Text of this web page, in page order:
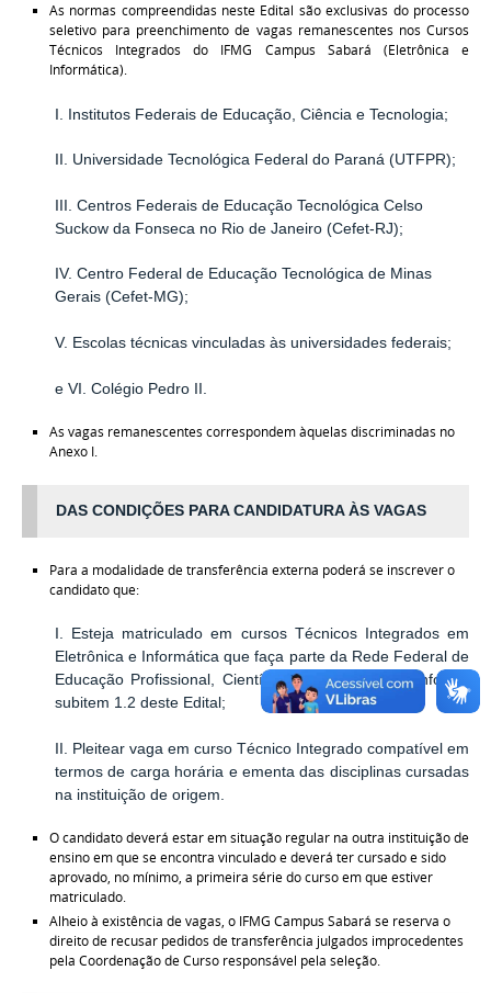
As normas compreendidas neste Edital são exclusivas do processo
seletivo para preenchimento de vagas remanescentes nos Cursos
Técnicos Integrados do IFMG Campus Sabará (Eletrônica e
Informática).
I. Institutos Federais de Educação, Ciência e Tecnologia;
II. Universidade Tecnológica Federal do Paraná (UTFPR);
III. Centros Federais de Educação Tecnológica Celso
Suckow da Fonseca no Rio de Janeiro (Cefet-RJ);
IV. Centro Federal de Educação Tecnológica de Minas
Gerais (Cefet-MG);
V. Escolas técnicas vinculadas às universidades federais;
e VI. Colégio Pedro II.
As vagas remanescentes correspondem àquelas discriminadas no
Anexo I.
DAS CONDIÇÕES PARA CANDIDATURA ÀS VAGAS
Para a modalidade de transferência externa poderá se inscrever o
candidato que:
I. Esteja matriculado em cursos Técnicos Integrados em
Eletrônica e Informática que faça parte da Rede Federal de
Educação Profissional, Científica e Tecnológica, conforme
subitem 1.2 deste Edital;
II. Pleitear vaga em curso Técnico Integrado compatível em
termos de carga horária e ementa das disciplinas cursadas
na instituição de origem.
O candidato deverá estar em situação regular na outra instituição de
ensino em que se encontra vinculado e deverá ter cursado e sido
aprovado, no mínimo, a primeira série do curso em que estiver
matriculado.
Alheio à existência de vagas, o IFMG Campus Sabará se reserva o
direito de recusar pedidos de transferência julgados improcedentes
pela Coordenação de Curso responsável pela seleção.